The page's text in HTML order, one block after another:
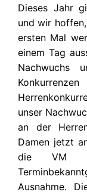
Dieses Jahr
und wir
ersten Mal
einem Tag
Nachwuchs
unser
an der
Damen jetzt
die VM
Ausnahme.